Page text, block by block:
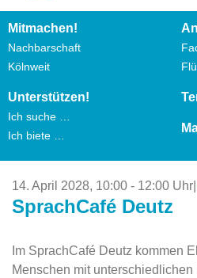
Mitmachen!
Nachbarschaft
Kölnweit
Unterstützen!
Ich suche …
Ich biete …
14. April 2028, 10:00 - 12:00 Uhr
SprachCafé Deutz
Im SprachCafé Deutz kommen
Menschen mit